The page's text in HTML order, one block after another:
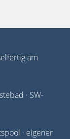
am
· SW-
· eigener